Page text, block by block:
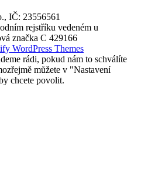
IČ: 23556561
rejstříku vedeném u
značka C 429166
WordPress Themes
rádi, pokud nám to schválíte
můžete v "Nastavení
chcete povolit.